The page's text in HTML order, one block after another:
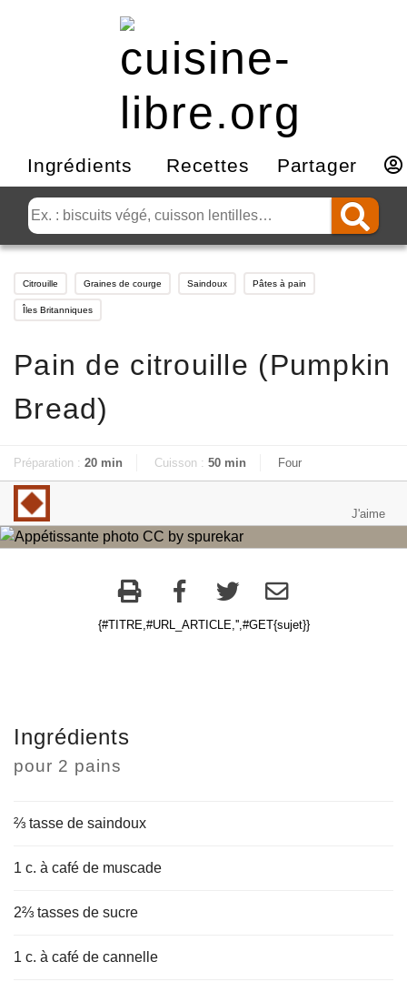
Ingrédients Recettes Partager
Citrouille Graines de courge Saindoux Pâtes à pain
Îles Britanniques
Pain de citrouille (Pumpkin
Bread)
Préparation : 20 min Cuisson : 50 min Four
{#TITRE,#URL_ARTICLE,'',#GET{sujet}}
Ingrédients
pour 2 pains
⅔ tasse de saindoux
1 c. à café de muscade
2⅔ tasses de sucre
1 c. à café de cannelle